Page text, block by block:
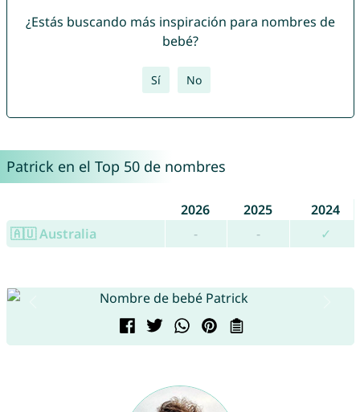
¿Estás buscando más inspiración para nombres de
bebé?
Sí No
Patrick en el Top 50 de nombres
2026 2025
2024
🇦🇺 Australia
- - ✓